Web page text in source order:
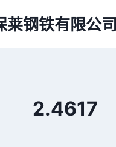
莱钢铁有限公司
2.4617